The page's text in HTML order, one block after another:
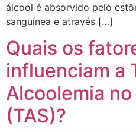
álcool é absorvido pelo
sanguínea e através […]
Quais os
influenciam a
Alcoolemia
(TAS)?